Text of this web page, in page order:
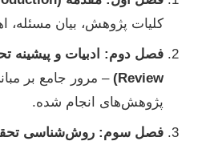
کلیات پژوهش، بیان مسئله،
Review) – مرور جامع بر
پژوهش‌های انجام شده.
فصل سوم: روش‌شناسی